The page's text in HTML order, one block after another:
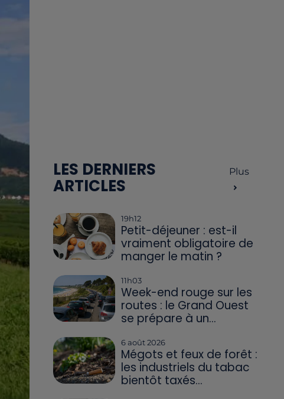
LES DERNIERS
ARTICLES
Plus
19h12
Petit-déjeuner : est-il
vraiment obligatoire de
manger le matin ?
11h03
Week-end rouge sur les
routes : le Grand Ouest
se prépare à un...
6 août 2026
Mégots et feux de forêt :
les industriels du tabac
bientôt taxés...